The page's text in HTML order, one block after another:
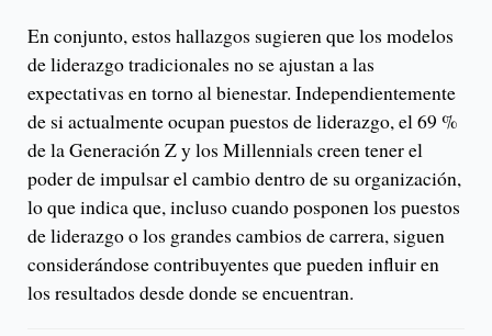
En conjunto, estos hallazgos sugieren que los modelos
de liderazgo tradicionales no se ajustan a las
expectativas en torno al bienestar. Independientemente
de si actualmente ocupan puestos de liderazgo, el 69 %
de la Generación Z y los Millennials creen tener el
poder de impulsar el cambio dentro de su organización,
lo que indica que, incluso cuando posponen los puestos
de liderazgo o los grandes cambios de carrera, siguen
considerándose contribuyentes que pueden influir en
los resultados desde donde se encuentran.